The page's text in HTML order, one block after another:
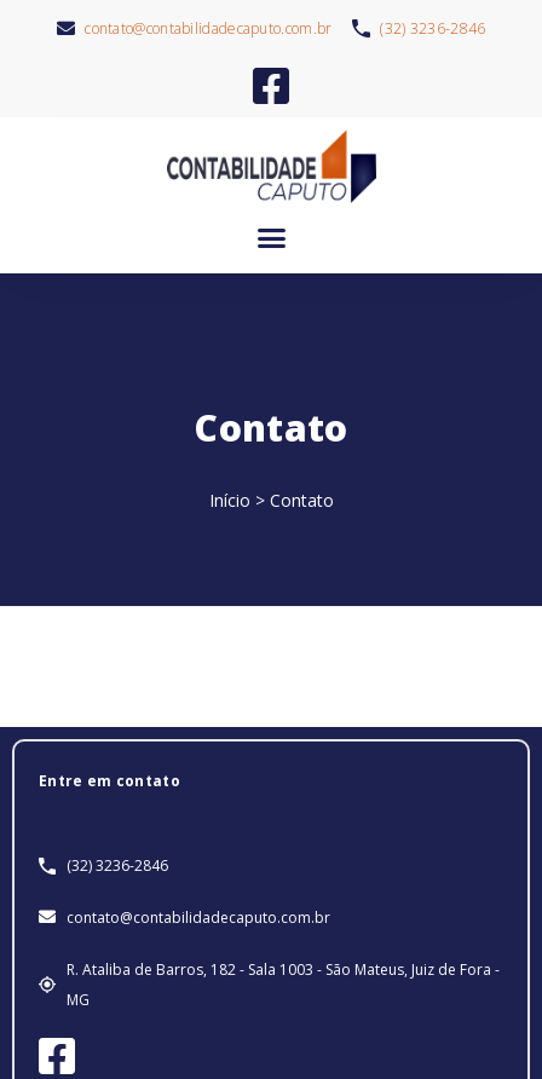
contato@contabilidadecaputo.com.br (32) 3236-2846
Contato
Início > Contato
Entre em contato
(32) 3236-2846
contato@contabilidadecaputo.com.br
R. Ataliba de Barros, 182 - Sala 1003 - São Mateus, Juiz de Fora -
MG